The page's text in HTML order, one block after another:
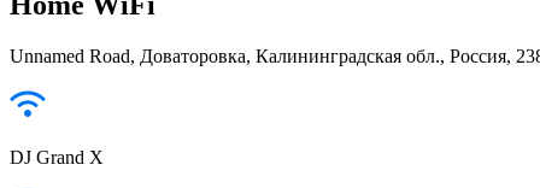
Unnamed Road, Доваторовка, Калининградская обл., Россия,
DJ Grand X